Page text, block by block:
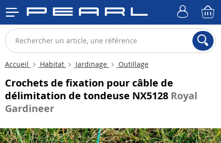
Accueil Habitat Jardinage Outillage
Crochets de fixation pour câble de
délimitation de tondeuse NX5128 Royal
Gardineer